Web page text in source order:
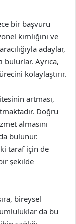
bir başvuru
kimliğini ve
adaylar,
bulurlar. Ayrıca,
kolaylaştırır.
artması,
Doğru
almasını
bulunur.
taraf için de
şekilde
bireysel
da bu